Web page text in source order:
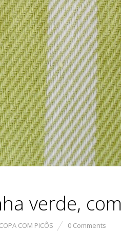
verde,
COM PICÔS 0 Comments